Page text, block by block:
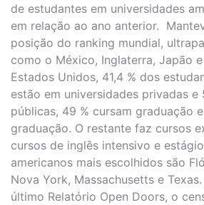
de estudantes em universidades
em relação ao ano anterior.
posição do ranking mundial,
como o México, Inglaterra, Japão
Estados Unidos, 41,4 % dos
estão em universidades privadas e
públicas, 49 % cursam graduação
graduação. O restante faz cursos
cursos de inglês intensivo e
americanos mais escolhidos são
Nova York, Massachusetts e
último Relatório Open Doors, o